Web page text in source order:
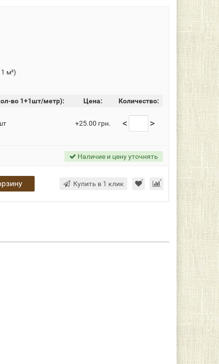
м²)
во 1+1шт/метр): Цена: Количество:
+25.00 грн. < >
Наличие и цену уточнять
Купить в 1 клик